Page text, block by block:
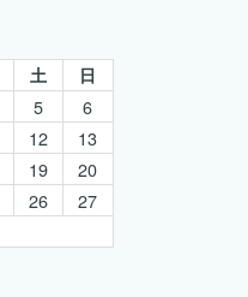
土 日
5
6
12
13
19
20
26
27